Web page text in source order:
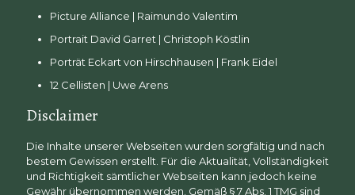
Picture Alliance | Raimundo Valentim
Portrait David Garret | Christoph Köstlin
Porträt Eckart von Hirschhausen | Frank Eidel
12 Cellisten | Uwe Arens
Disclaimer
Die Inhalte unserer Webseiten wurden sorgfältig und nach
bestem Gewissen erstellt. Für die Aktualität, Vollständigkeit
und Richtigkeit sämtlicher Webseiten kann jedoch keine
Gewähr übernommen werden. Gemäß § 7 Abs. 1 TMG sind